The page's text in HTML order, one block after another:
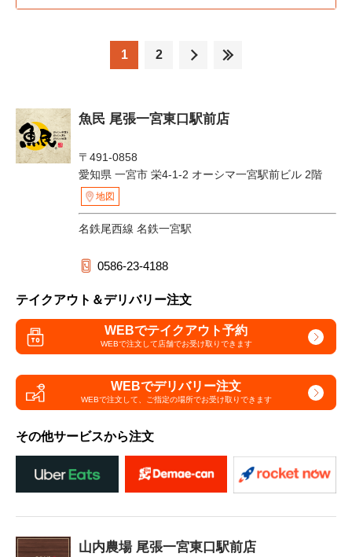
1 2
魚民 尾張一宮東口駅前店
〒491-0858
愛知県 一宮市 栄4-1-2 オーシマ一宮駅前ビル 2階
地図
名鉄尾西線 名鉄一宮駅
0586-23-4188
テイクアウト＆デリバリー注文
WEBでテイクアウト予約
WEBで注文して店舗でお受け取りできます
WEBでデリバリー注文
WEBで注文して、 ご指定の場所でお受け取りできます
その他サービスから注文
山内農場 尾張一宮東口駅前店